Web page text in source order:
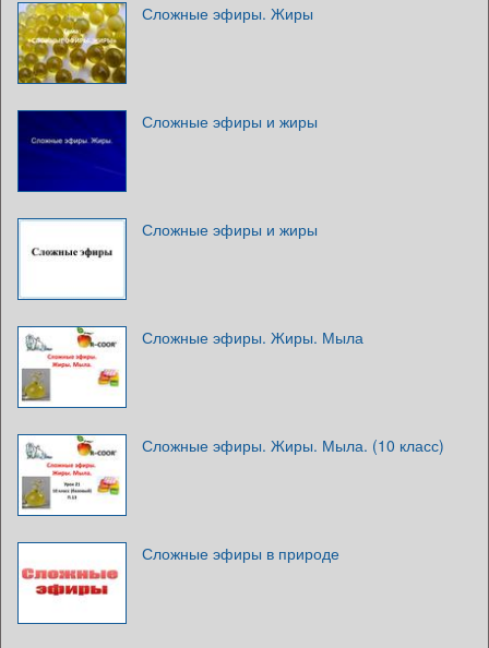
Сложные эфиры. Жиры
Сложные эфиры и жиры
Сложные эфиры и жиры
Сложные эфиры. Жиры. Мыла
Сложные эфиры. Жиры. Мыла. (10 класс)
Сложные эфиры в природе